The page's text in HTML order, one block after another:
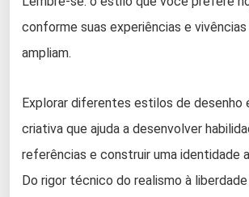
conforme suas experiências e
ampliam.
Explorar diferentes estilos de desenho
criativa que ajuda a desenvolver
referências e construir uma identidade
Do rigor técnico do realismo à